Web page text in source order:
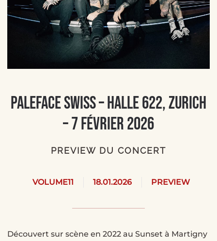
Paleface Swiss – Halle 622, Zurich
– 7 février 2026
PREVIEW DU CONCERT
VOLUME11 18.01.2026 PREVIEW
Découvert sur scène en 2022 au Sunset à Martigny